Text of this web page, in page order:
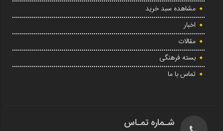
مشاهده سبد خرید
اخبار
مقالات
بسته فرهنگی
تماس با ما
شـماره تمـاس